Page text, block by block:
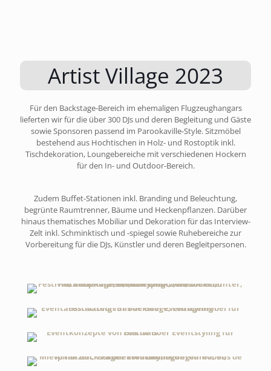
Artist Village 2023
Für den Backstage-Bereich im ehemaligen Flugzeughangars
lieferten wir für die über 300 DJs und deren Begleitung und Gäste
sowie Sponsoren passend im Parookaville-Style. Sitzmöbel
bestehend aus Hochtischen in Holz- und Rostoptik inkl.
Tischdekoration, Loungebereiche mit verschiedenen Hockern
für den In- und Outdoor-Bereich.
Zudem Buffet-Stationen inkl. Branding und Beleuchtung,
begrünte Raumtrenner, Bäume und Heckenpflanzen. Darüber
hinaus thematisches Mobiliar und Dekoration für das Interview-
Zelt inkl. Schminktisch und -spiegel sowie Ruhebereiche zur
Vorbereitung für die DJs, Künstler und deren Begleitpersonen.